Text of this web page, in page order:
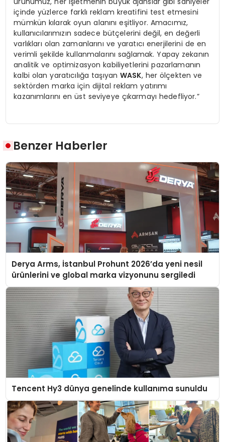
içinde yüzlerce farklı reklam kreatifini test etmesini
mümkün kılarak oyun alanını eşitliyor. Amacımız,
kullanıcılarımızın sadece bütçelerini değil, en değerli
varlıkları olan zamanlarını ve yaratıcı enerjilerini de en
verimli şekilde kullanmalarını sağlamak. Yapay zekanın
analitik ve optimizasyon kabiliyetlerini pazarlamanın
kalbi olan yaratıcılığa taşıyanWASK, her ölçekten ve
sektörden marka için dijital reklam yatırımı
kazanımlarını en üst seviyeye çıkarmayı hedefliyor.”
Benzer Haberler
Derya Arms, İstanbul Prohunt 2026’da yeni nesil
ürünlerini ve global marka vizyonunu sergiledi
Tencent Hy3 dünya genelinde kullanıma sunuldu